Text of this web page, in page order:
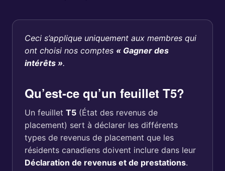
Ceci s’applique uniquement aux membres qui
ont choisi nos comptes « Gagner des
intérêts ».
Qu’est-ce qu’un feuillet T5?
Un feuillet T5 (État des revenus de
placement) sert à déclarer les différents
types de revenus de placement que les
résidents canadiens doivent inclure dans leur
Déclaration de revenus et de prestations.